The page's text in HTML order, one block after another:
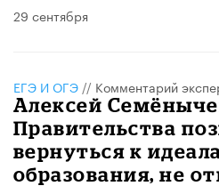
29 сентября
ЕГЭ И ОГЭ // Комментарий
Алексей
Правительства
вернуться к
образования, не